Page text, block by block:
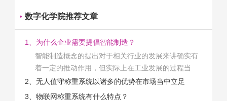
数字化学院推荐文章
1、为什么企业需要提倡智能制造？
智能制造概念的提出对于相关行业的发展来讲确实有
着一定的推动作用，但实际上在工业发展的过程当
中，能够推动相关产业发展的具体结束是非常的多
的。那么为什么企业一定需要...
2、无人值守称重系统以诸多的优势在市场当中立足
3、物联网称重系统有什么特点？